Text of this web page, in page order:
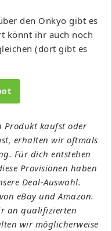
den Onkyo gibt es
könnt ihr auch noch
(dort gibt es
Produkt kaufst oder
erhalten wir oftmals
Für dich entstehen
Provisionen haben
Deal-Auswahl.
eBay und Amazon.
an qualifizierten
wir möglicherweise